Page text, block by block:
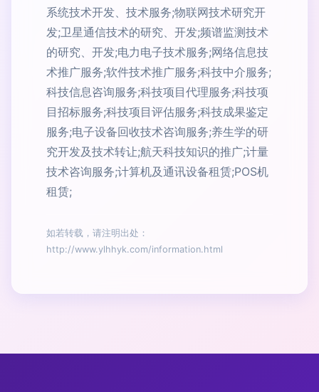
系统技术开发、技术服务;物联网技术研究开
发;卫星通信技术的研究、开发;频谱监测技术
的研究、开发;电力电子技术服务;网络信息技
术推广服务;软件技术推广服务;科技中介服务;
科技信息咨询服务;科技项目代理服务;科技项
目招标服务;科技项目评估服务;科技成果鉴定
服务;电子设备回收技术咨询服务;养生学的研
究开发及技术转让;航天科技知识的推广;计量
技术咨询服务;计算机及通讯设备租赁;POS机
租赁;
如若转载，请注明出处：
http://www.ylhhyk.com/information.html